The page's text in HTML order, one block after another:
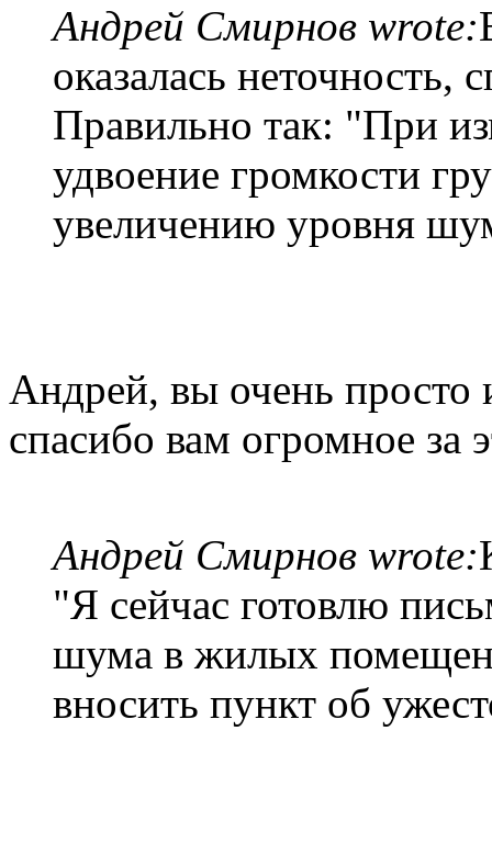
Андрей Смирнов wrote:
оказалась неточность,
Правильно так: "При
удвоение громкости
увеличению уровня
Андрей, вы очень просто
спасибо вам огромное за
Андрей Смирнов wrote:
"Я сейчас готовлю
шума в жилых
вносить пункт об